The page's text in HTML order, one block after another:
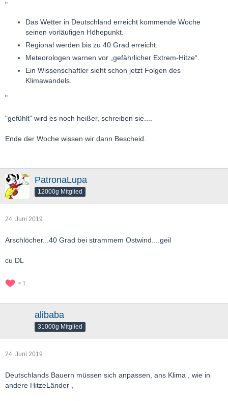
"
Das Wetter in Deutschland erreicht kommende Woche
seinen vorläufigen Höhepunkt.
Regional werden bis zu 40 Grad erreicht.
Meteorologen warnen vor „gefährlicher Extrem-Hitze“.
Ein Wissenschaftler sieht schon jetzt Folgen des
Klimawandels.
"
"gefühlt" wird es noch heißer, schreiben sie....
Ende der Woche wissen wir dann Bescheid.
PatronaLupa
12000g Mitglied
24. Juni 2019
Arschlöcher...40 Grad bei strammem Ostwind....geil
cu DL
1
alibaba
31000g Mitglied
24. Juni 2019
Deutschlands Bauern müssen sich anpassen, ans Klima , wie in
andere HitzeLänder ,